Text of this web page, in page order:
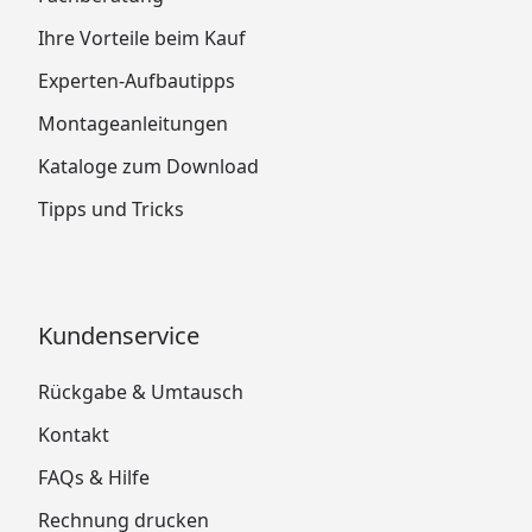
Ihre Vorteile beim Kauf
Experten-Aufbautipps
Montageanleitungen
Kataloge zum Download
Tipps und Tricks
Kundenservice
Rückgabe & Umtausch
Kontakt
FAQs & Hilfe
Rechnung drucken